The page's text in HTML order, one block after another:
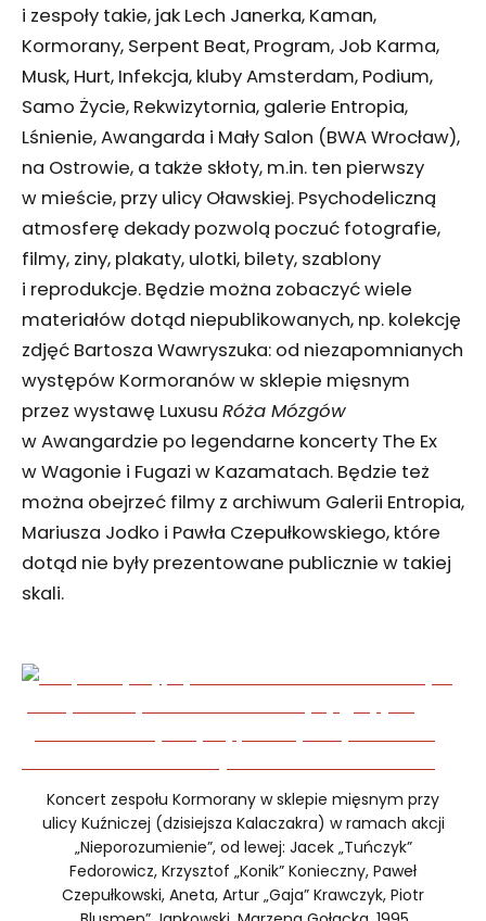
i zespoły takie, jak Lech Janerka, Kaman,
Kormorany, Serpent Beat, Program, Job Karma,
Musk, Hurt, Infekcja, kluby Amsterdam, Podium,
Samo Życie, Rekwizytornia, galerie Entropia,
Lśnienie, Awangarda i Mały Salon (BWA Wrocław),
na Ostrowie, a także skłoty, m.in. ten pierwszy
w mieście, przy ulicy Oławskiej. Psychodeliczną
atmosferę dekady pozwolą poczuć fotografie,
filmy, ziny, plakaty, ulotki, bilety, szablony
i reprodukcje. Będzie można zobaczyć wiele
materiałów dotąd niepublikowanych, np. kolekcję
zdjęć Bartosza Wawryszuka: od niezapomnianych
występów Kormoranów w sklepie mięsnym
przez wystawę Luxusu Róża Mózgów
w Awangardzie po legendarne koncerty The Ex
w Wagonie i Fugazi w Kazamatach. Będzie też
można obejrzeć filmy z archiwum Galerii Entropia,
Mariusza Jodko i Pawła Czepułkowskiego, które
dotąd nie były prezentowane publicznie w takiej
skali.
Koncert zespołu Kormorany w sklepie mięsnym przy
ulicy Kuźniczej (dzisiejsza Kalaczakra) w ramach akcji
„Nieporozumienie”, od lewej: Jacek „Tuńczyk”
Fedorowicz, Krzysztof „Konik” Konieczny, Paweł
Czepułkowski, Aneta, Artur „Gaja” Krawczyk, Piotr